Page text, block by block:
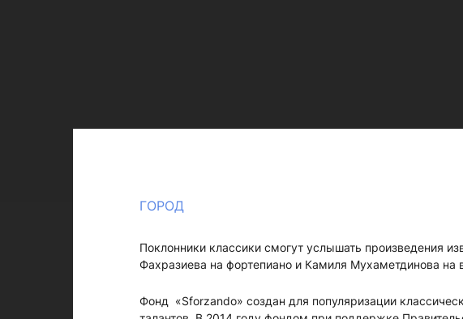
ГОРОД
Поклонники классики смогут услышать произведения
Фахразиева на фортепиано и Камиля Мухаметдинова на
Фонд «Sforzando» создан для популяризации